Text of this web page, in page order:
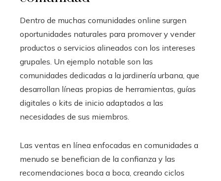
Dentro de muchas comunidades online surgen
oportunidades naturales para promover y vender
productos o servicios alineados con los intereses
grupales. Un ejemplo notable son las
comunidades dedicadas a la jardinería urbana, que
desarrollan líneas propias de herramientas, guías
digitales o kits de inicio adaptados a las
necesidades de sus miembros.
Las ventas en línea enfocadas en comunidades a
menudo se benefician de la confianza y las
recomendaciones boca a boca, creando ciclos